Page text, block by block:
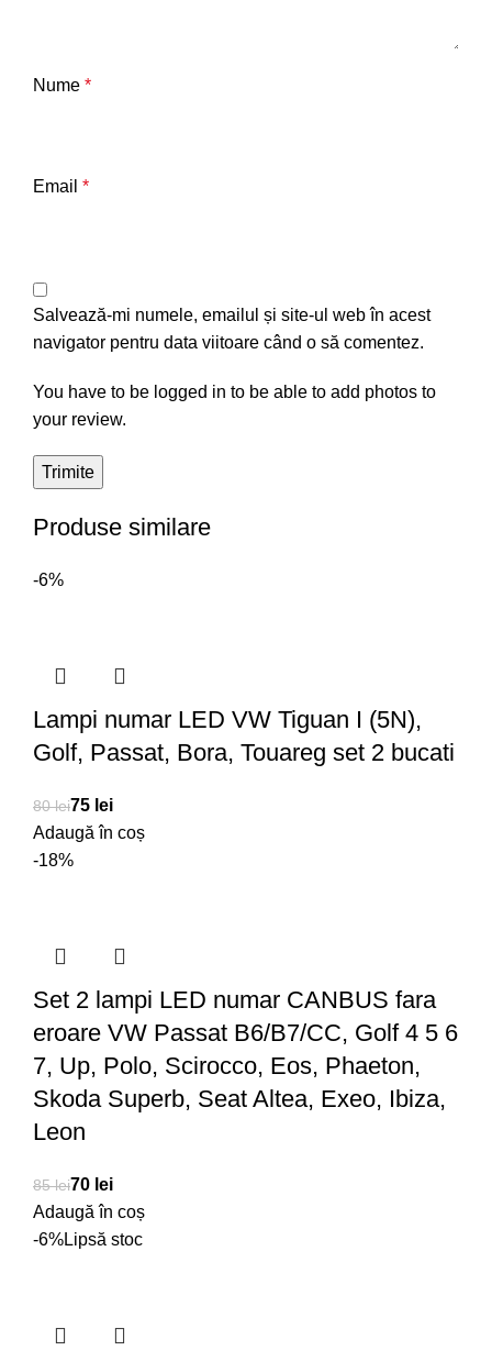
Nume *
Email *
Salvează-mi numele, emailul și site-ul web în acest
navigator pentru data viitoare când o să comentez.
You have to be logged in to be able to add photos to
your review.
Produse similare
-6%
Lampi numar LED VW Tiguan I (5N),
Golf, Passat, Bora, Touareg set 2 bucati
80lei75 lei
Adaugă în coș
-18%
Set 2 lampi LED numar CANBUS fara
eroare VW Passat B6/B7/CC, Golf 4 5 6
7, Up, Polo, Scirocco, Eos, Phaeton,
Skoda Superb, Seat Altea, Exeo, Ibiza,
Leon
85lei70 lei
Adaugă în coș
-6%Lipsă stoc